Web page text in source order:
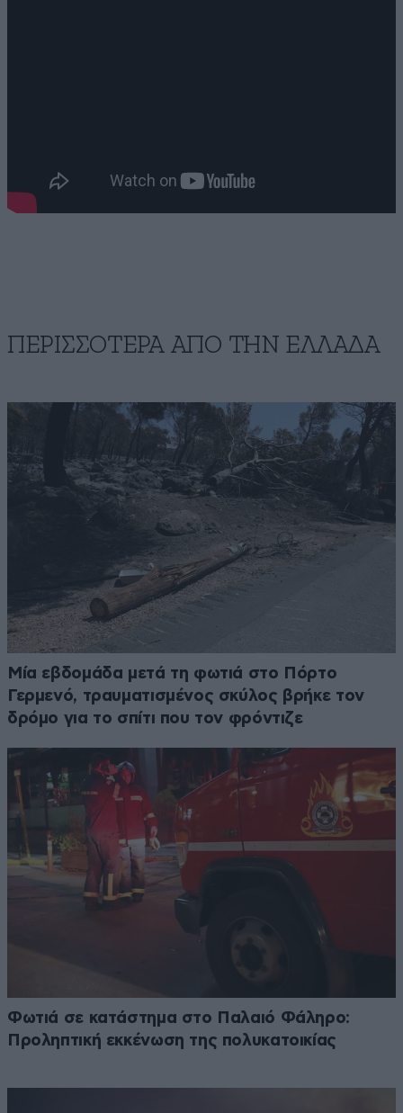
ΠΕΡΙΣΣΟΤΕΡΑ ΑΠΟ ΤΗΝ ΕΛΛΑΔΑ
Μία εβδομάδα μετά τη φωτιά στο Πόρτο
Γερμενό, τραυματισμένος σκύλος βρήκε τον
δρόμο για το σπίτι που τον φρόντιζε
Φωτιά σε κατάστημα στο Παλαιό Φάληρο:
Προληπτική εκκένωση της πολυκατοικίας